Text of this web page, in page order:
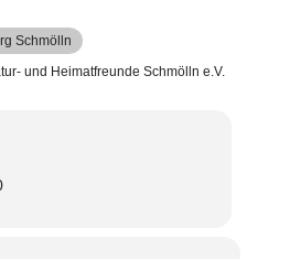
Schmölln
und Heimatfreunde Schmölln e.V.